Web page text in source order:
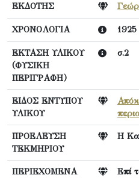
ΕΚΔΟΤΗΣ
ΧΡΟΝΟΛΟΓΙΑ
ΕΚΤΑΣΗ ΥΛΙΚΟΥ
(ΦΥΣΙΚΗ
ΠΕΡΙΓΡΑΦΗ)
σ.2
ΕΙΔΟΣ ΕΝΤΥΠΟΥ
ΥΛΙΚΟΥ
ΠΡΟΕΛΕΥΣΗ
ΤΕΚΜΗΡΙΟΥ
Η
ΠΕΡΙΕΧΟΜΕΝΑ
Επί